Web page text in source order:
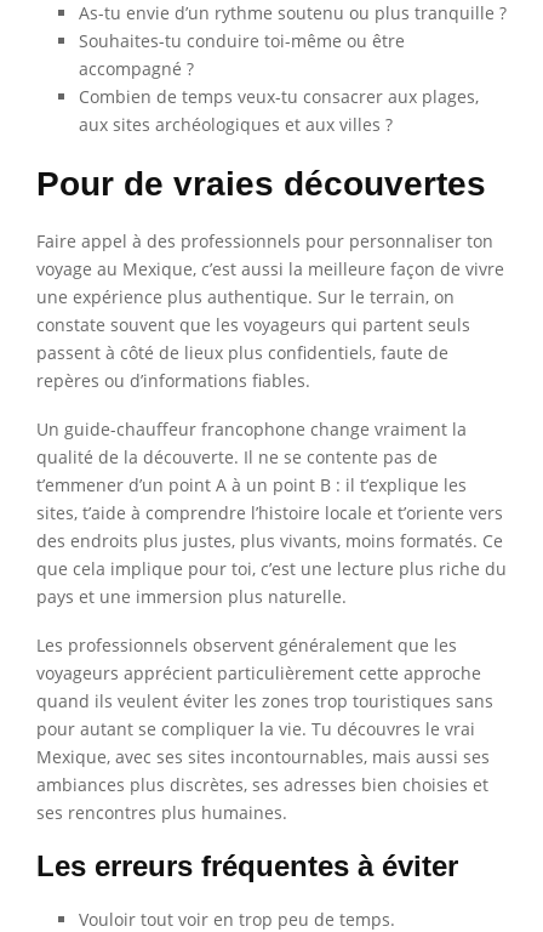
As-tu envie d’un rythme soutenu ou plus tranquille ?
Souhaites-tu conduire toi-même ou être
accompagné ?
Combien de temps veux-tu consacrer aux plages,
aux sites archéologiques et aux villes ?
Pour de vraies découvertes
Faire appel à des professionnels pour personnaliser ton
voyage au Mexique, c’est aussi la meilleure façon de vivre
une expérience plus authentique. Sur le terrain, on
constate souvent que les voyageurs qui partent seuls
passent à côté de lieux plus confidentiels, faute de
repères ou d’informations fiables.
Un guide-chauffeur francophone change vraiment la
qualité de la découverte. Il ne se contente pas de
t’emmener d’un point A à un point B : il t’explique les
sites, t’aide à comprendre l’histoire locale et t’oriente vers
des endroits plus justes, plus vivants, moins formatés. Ce
que cela implique pour toi, c’est une lecture plus riche du
pays et une immersion plus naturelle.
Les professionnels observent généralement que les
voyageurs apprécient particulièrement cette approche
quand ils veulent éviter les zones trop touristiques sans
pour autant se compliquer la vie. Tu découvres le vrai
Mexique, avec ses sites incontournables, mais aussi ses
ambiances plus discrètes, ses adresses bien choisies et
ses rencontres plus humaines.
Les erreurs fréquentes à éviter
Vouloir tout voir en trop peu de temps.